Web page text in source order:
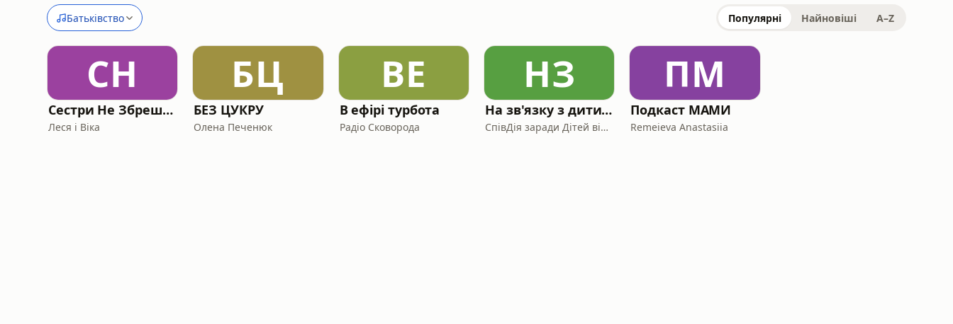
Батьківство Популярні Найновіші A–Z
СН
Сестри Не Збрешуть
Леся і Віка
БЦ
БЕЗ ЦУКРУ
Олена Печенюк
ВЕ
В ефірі турбота
Радіо Сковорода
НЗ
На зв'язку з дитиною
СпівДія заради Дітей від БФ "СпівДія"
ПМ
Подкаст МАМИ
Remeieva Anastasiia